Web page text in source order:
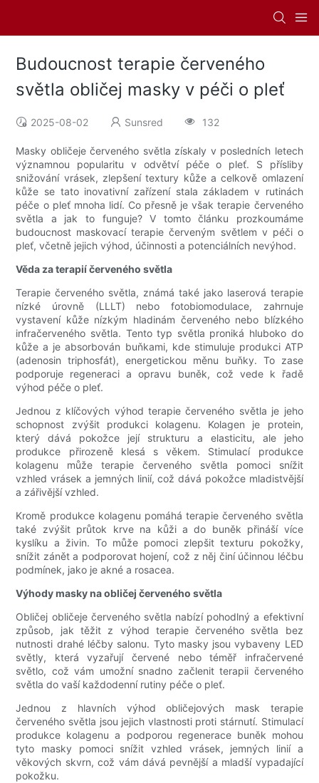
Budoucnost terapie červeného
světla obličej masky v péči o pleť
2025-08-02 Sunsred 132
Masky obličeje červeného světla získaly v posledních letech
významnou popularitu v odvětví péče o pleť. S přísliby
snižování vrásek, zlepšení textury kůže a celkově omlazení
kůže se tato inovativní zařízení stala základem v rutinách
péče o pleť mnoha lidí. Co přesně je však terapie červeného
světla a jak to funguje? V tomto článku prozkoumáme
budoucnost maskovací terapie červeným světlem v péči o
pleť, včetně jejich výhod, účinnosti a potenciálních nevýhod.
Věda za terapií červeného světla
Terapie červeného světla, známá také jako laserová terapie
nízké úrovně (LLLT) nebo fotobiomodulace, zahrnuje
vystavení kůže nízkým hladinám červeného nebo blízkého
infračerveného světla. Tento typ světla proniká hluboko do
kůže a je absorbován buňkami, kde stimuluje produkci ATP
(adenosin triphosfát), energetickou měnu buňky. To zase
podporuje regeneraci a opravu buněk, což vede k řadě
výhod péče o pleť.
Jednou z klíčových výhod terapie červeného světla je jeho
schopnost zvýšit produkci kolagenu. Kolagen je protein,
který dává pokožce její strukturu a elasticitu, ale jeho
produkce přirozeně klesá s věkem. Stimulací produkce
kolagenu může terapie červeného světla pomoci snížit
vzhled vrásek a jemných linií, což dává pokožce mladistvější
a zářivější vzhled.
Kromě produkce kolagenu pomáhá terapie červeného světla
také zvýšit průtok krve na kůži a do buněk přináší více
kyslíku a živin. To může pomoci zlepšit texturu pokožky,
snížit zánět a podporovat hojení, což z něj činí účinnou léčbu
podmínek, jako je akné a rosacea.
Výhody masky na obličej červeného světla
Obličej obličeje červeného světla nabízí pohodlný a efektivní
způsob, jak těžit z výhod terapie červeného světla bez
nutnosti drahé léčby salonu. Tyto masky jsou vybaveny LED
světly, která vyzařují červené nebo téměř infračervené
světlo, což vám umožní snadno začlenit terapii červeného
světla do vaší každodenní rutiny péče o pleť.
Jednou z hlavních výhod obličejových mask terapie
červeného světla jsou jejich vlastnosti proti stárnutí. Stimulací
produkce kolagenu a podporou regenerace buněk mohou
tyto masky pomoci snížit vzhled vrásek, jemných linií a
věkových skvrn, což vám dává pevnější a mladší vypadající
pokožku.